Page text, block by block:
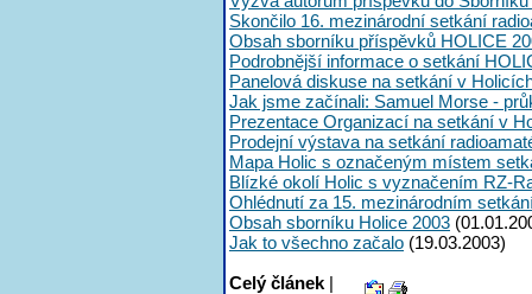
Skončilo 16. mezinárodní setkání
Obsah sborníku příspěvků HOLICE
Podrobnější informace o setkání
Panelová diskuse na setkání v
Jak jsme začínali: Samuel Morse -
Prezentace Organizací na setkání v
Prodejní výstava na setkání
Mapa Holic s označeným místem
Blízké okolí Holic s vyznačením RZ-
Ohlédnutí za 15. mezinárodním
Obsah sborníku Holice 2003
Jak to všechno začalo (19.03.2003)
Celý článek |